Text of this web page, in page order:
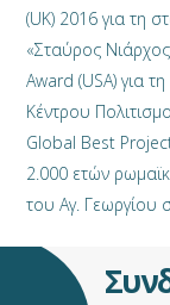
(UK) 2016 για τη
«Σταύρος
Award (USA) για
Κέντρου
Global Best
2.000 ετών
του Αγ. Γεωργίου